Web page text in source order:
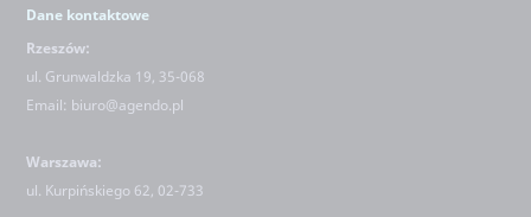
Dane kontaktowe
Rzeszów:
ul. Grunwaldzka 19, 35-068
Email: biuro@agendo.pl
Warszawa:
ul. Kurpińskiego 62, 02-733